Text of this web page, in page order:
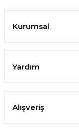
Kurumsal
Yardım
Alışveriş